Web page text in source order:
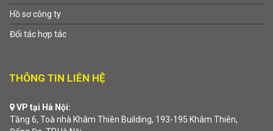
Hồ sơ công ty
Đối tác hợp tác
THÔNG TIN LIÊN HỆ
VP tại Hà Nội:
Tầng 6, Toà nhà Khâm Thiên Building, 193-195 Khâm Thiên,